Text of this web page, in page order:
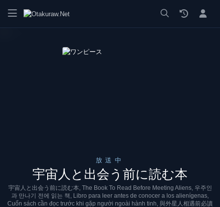
放送中
宇宙人と出会う前に読む本
宇宙人と出会う前に読む本, The Book To Read Before Meeting Aliens, 우주인
과 만나기 전에 읽는 책, Libro para leer antes de conocer a los alienígenas,
Cuốn sách cần đọc trước khi gặp người ngoài hành tinh, 與外星人相遇前必讀